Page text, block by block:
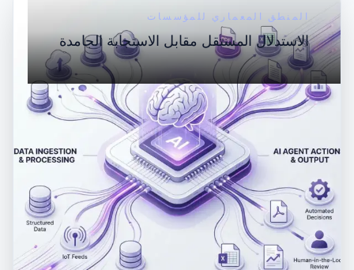
المنطق المعماري للمؤسسات
الاستدلال المستقل مقابل الاستجابة الجامدة